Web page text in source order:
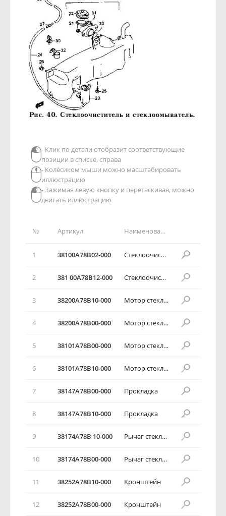
№ Артикул Наименование детали
1 38100А78В02-000 Стеклоочиститель в сборе
2 381 00А78В12-000 Стеклоочиститель в сборе
3 38200А78В10-000 Мотор стеклоочистителя в сборе
4 38200А78В00-000 Мотор стеклоочистителя в сборе
5 38101А78В00-000 Мотор стеклоочистителя в сборе
6 38101А78В10-000 Мотор стеклоочистителя в сборе
7 38147А78В00-000 Прокладка
8 38147А78В10-000 Прокладка
9 38174А78В 10-000 Рычаг стеклоочистителя в сборе
10 38174А78В00-000 Рычаг стеклоочистителя в сборе
11 38252А78В10-000 Кронштейн
12 38252А78В00-000 Кронштейн
- Клик по детали отобразит соответствующие
позиции в списке, справа
- Колёсиком мыши можно масштабировать
иллюстрацию
- Зажимая левую кнопку и перетаскивая, можно
двигать иллюстрацию